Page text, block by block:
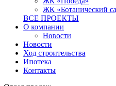
Стоимость уточняйте у менеджера
1-комнатная
Стоимость уточняйте у менеджера
1-комнатная
Главная